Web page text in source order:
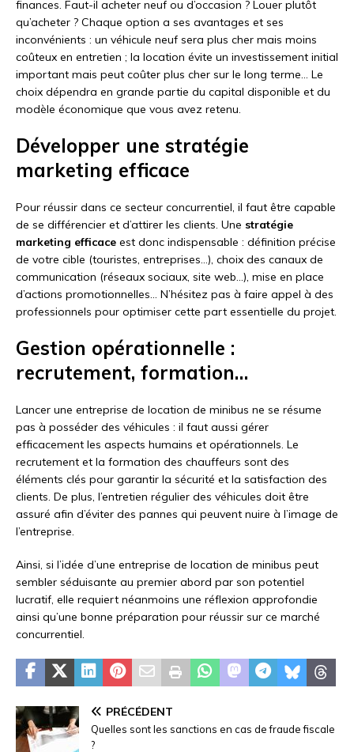
finances. Faut-il acheter neuf ou d’occasion ? Louer plutôt
qu’acheter ? Chaque option a ses avantages et ses
inconvénients : un véhicule neuf sera plus cher mais moins
coûteux en entretien ; la location évite un investissement initial
important mais peut coûter plus cher sur le long terme… Le
choix dépendra en grande partie du capital disponible et du
modèle économique que vous avez retenu.
Développer une stratégie
marketing efficace
Pour réussir dans ce secteur concurrentiel, il faut être capable
de se différencier et d’attirer les clients. Une stratégie
marketing efficace est donc indispensable : définition précise
de votre cible (touristes, entreprises…), choix des canaux de
communication (réseaux sociaux, site web…), mise en place
d’actions promotionnelles… N’hésitez pas à faire appel à des
professionnels pour optimiser cette part essentielle du projet.
Gestion opérationnelle :
recrutement, formation…
Lancer une entreprise de location de minibus ne se résume
pas à posséder des véhicules : il faut aussi gérer
efficacement les aspects humains et opérationnels. Le
recrutement et la formation des chauffeurs sont des
éléments clés pour garantir la sécurité et la satisfaction des
clients. De plus, l’entretien régulier des véhicules doit être
assuré afin d’éviter des pannes qui peuvent nuire à l’image de
l’entreprise.
Ainsi, si l’idée d’une entreprise de location de minibus peut
sembler séduisante au premier abord par son potentiel
lucratif, elle requiert néanmoins une réflexion approfondie
ainsi qu’une bonne préparation pour réussir sur ce marché
concurrentiel.
PRÉCÉDENT
Quelles sont les sanctions en cas de fraude fiscale
?